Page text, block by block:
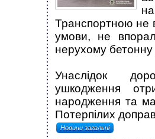
Транспортною не
умови, не
нерухому
Унаслідок
ушкодження
народження та
Потерпілих
Новини загальні